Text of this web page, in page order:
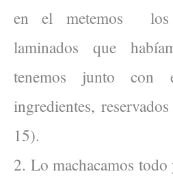
en el metemos los
laminados que
tenemos junto
ingredientes,
15).
2. Lo machacamos